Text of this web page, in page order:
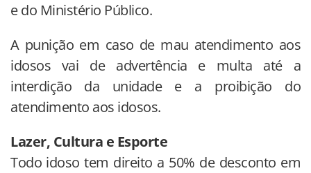
e do Ministério Público.
A punição em caso de mau atendimento aos
idosos vai de advertência e multa até a
interdição da unidade e a proibição do
atendimento aos idosos.
Lazer, Cultura e Esporte
Todo idoso tem direito a 50% de desconto em